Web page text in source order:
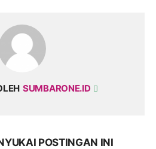
SUMBARONE.ID
POSTINGAN INI